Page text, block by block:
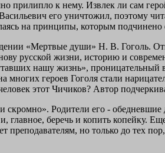
прилипло к нему. Извлек ли сам
его уничтожил, поэтому
на принципы, которым подчинено
«Мертвые души» Н. В. Гоголь.
русской жизни, историю и
нашу жизнь», проницательный
многих героев Гоголя стали
этот Чичиков? Автор
скромно». Родители его -
главное, беречь и копить копейку.
преподавателям, но только до тех